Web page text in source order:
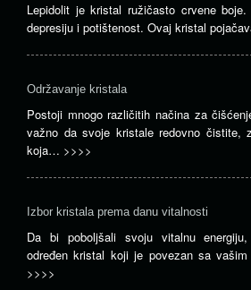
Lepidolit je kristal ružičasto crvene
depresiju i potištenost. Ovaj kristal
Održavanje kristala
Postoji mnogo različitih načina za
važno da svoje kristale redovno čistite,
koja… >>>>
Izbor kristala prema danu vitalnosti
Da bi poboljšali svoju vitalnu
određen kristal koji je povezan sa
>>>>